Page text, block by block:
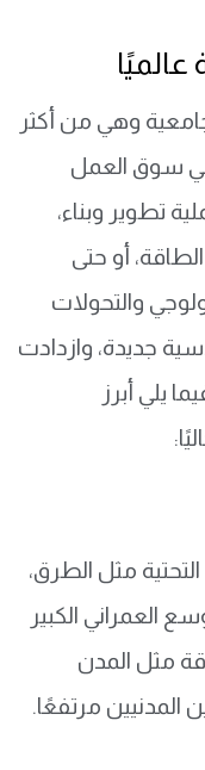
عالميًا
وهي من أكثر
في سوق العمل
تطوير وبناء،
الطاقة، أو حتى
والتحولات
جديدة، وازدادت
يلي أبرز
مثل الطرق،
العمراني الكبير
مثل المدن
المدنيين مرتفعًا.